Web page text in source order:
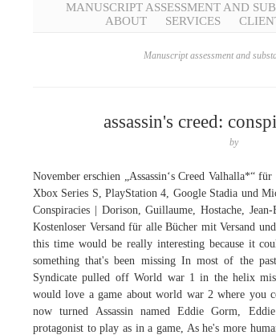
MANUSCRIPT ASSESSMENT AND
ABOUT
SERVICES
Manuscript assessment and
assassin's creed:
by
November erschien „Assassin‘s Creed Valhalla*“
Xbox Series S, PlayStation 4, Google Stadia und
Conspiracies | Dorison, Guillaume, Hostache,
Kostenloser Versand für alle Bücher mit Versand
this time would be really interesting because it
something that's been missing In most of the
Syndicate pulled off World war 1 in the helix
would love a game about world war 2 where you
now turned Assassin named Eddie Gorm,
protagonist to play as in a game, As he's more